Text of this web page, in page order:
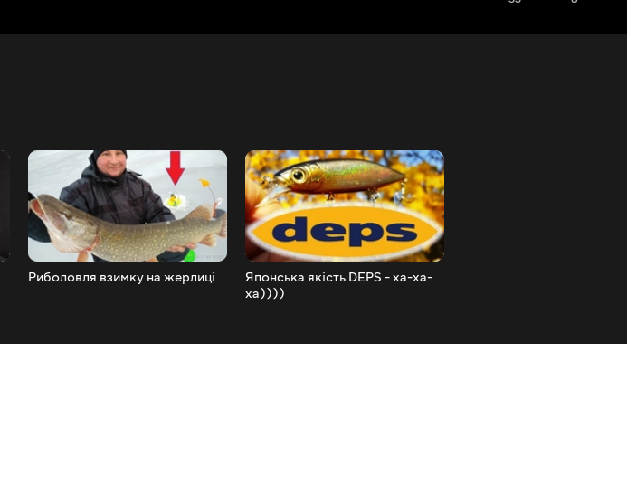
Риболовля взимку на жерлиці
Японська якість DEPS - ха-ха-
ха))))